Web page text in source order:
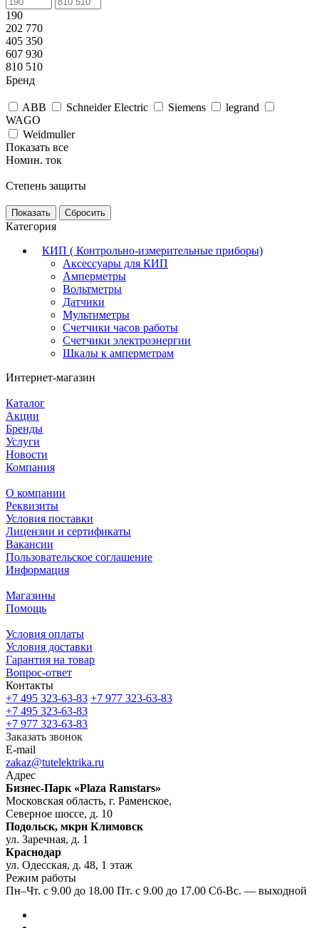
Категория
КИП ( Контрольно-измерительные приборы)
Аксессуары для КИП
Амперметры
Вольтметры
Датчики
Мультиметры
Счетчики часов работы
Счетчики электроэнергии
Шкалы к амперметрам
190
202 770
405 350
607 930
810 510
Бренд
ABB Schneider Electric Siemens
legrand
WAGO
Weidmuller
Показать все
Номин. ток
Степень защиты
Сбросить
Интернет-магазин
Каталог
Акции
Бренды
Услуги
Новости
Компания
О компании
Реквизиты
Условия поставки
Лицензии и сертификаты
Вакансии
Пользовательское соглашение
Информация
Магазины
Помощь
Условия оплаты
Условия доставки
Гарантия на товар
Вопрос-ответ
Контакты
+7 495 323-63-83 +7 977 323-63-83
+7 495 323-63-83
+7 977 323-63-83
Заказать звонок
E-mail
zakaz@tutelektrika.ru
Адрес
Бизнес-Парк «Plaza Ramstars»
Московская область, г. Раменское,
Северное шоссе, д. 10
Подольск, мкрн Климовск
ул. Заречная, д. 1
Краснодар
ул. Одесская, д. 48, 1 этаж
Режим работы
Пн–Чт. с 9.00 до 18.00 Пт. с 9.00 до 17.00 Сб-Вс. — выходной